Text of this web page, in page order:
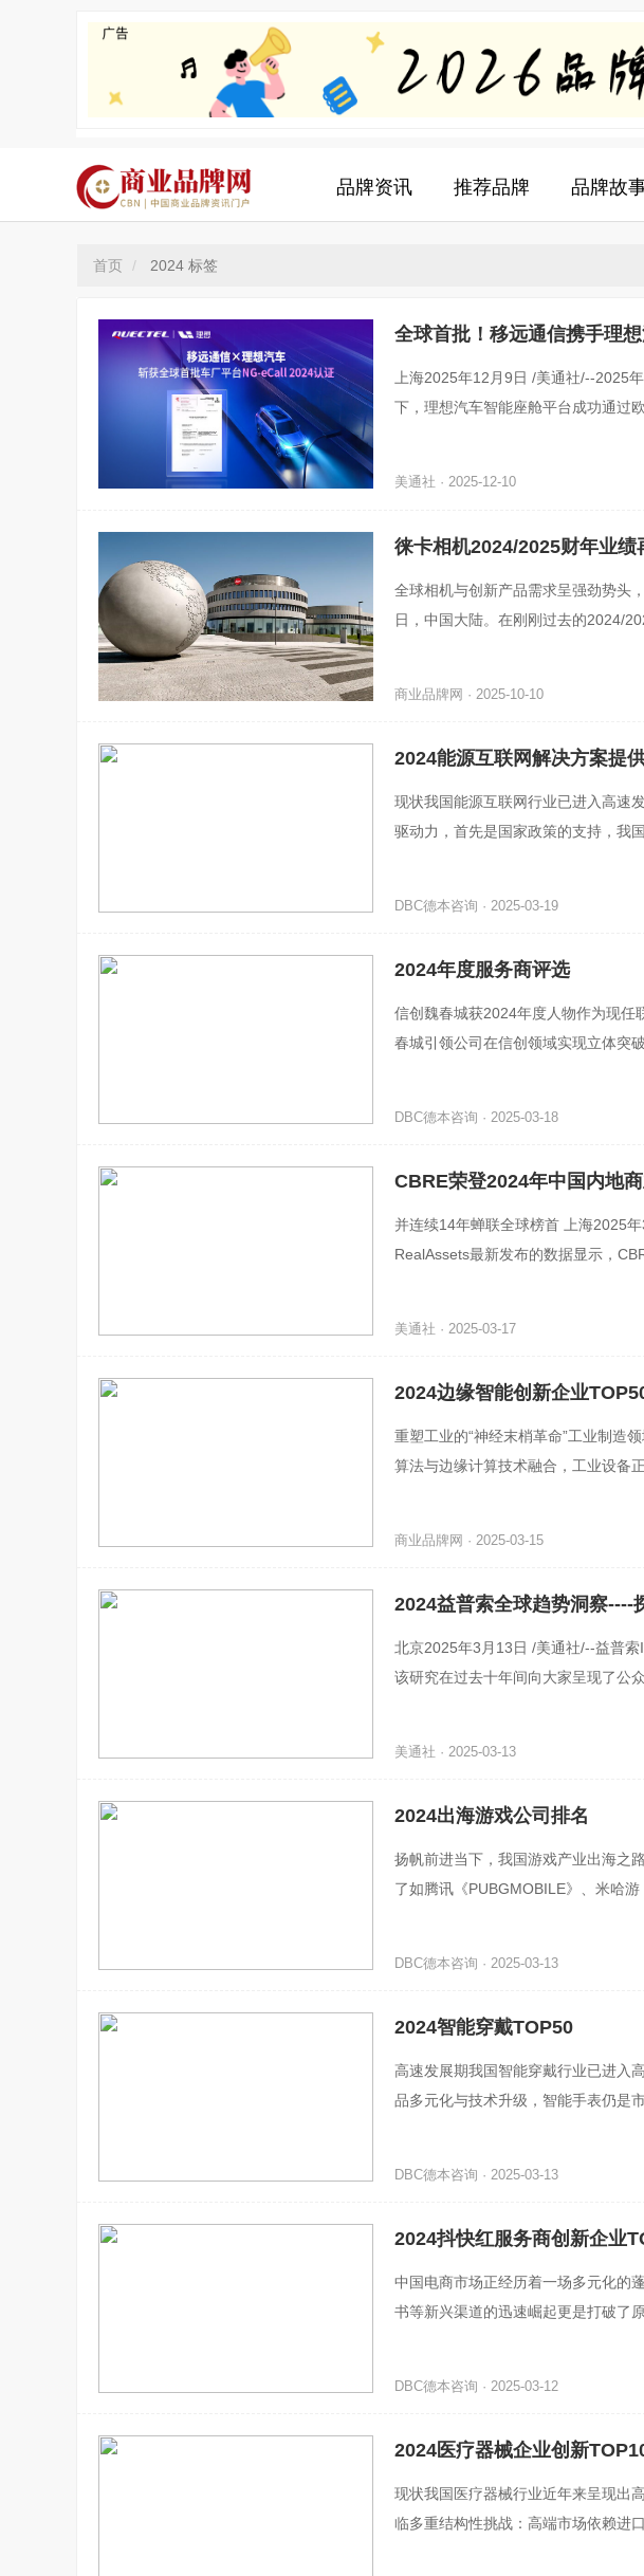
品牌资讯 推荐品牌 品牌故
首页 2024 标签
全球首批！移远通信携手理
上海2025年12月9日 /美通社/--2025
下，理想汽车智能座舱平台成功通过
美通社 · 2025-12-10
徕卡相机2024/2025财年业绩
全球相机与创新产品需求呈强劲势头
日，中国大陆。在刚刚过去的2024/
商业品牌网 · 2025-10-10
2024能源互联网解决方案提
现状我国能源互联网行业已进入高速
驱动力，首先是国家政策的支持，我
DBC德本咨询 · 2025-03-19
2024年度服务商评选
信创魏春城获2024年度人物作为现任
春城引领公司在信创领域实现立体突
DBC德本咨询 · 2025-03-18
CBRE荣登2024年中国内地
并连续14年蝉联全球榜首 上海2025
RealAssets最新发布的数据显示，
美通社 · 2025-03-17
2024边缘智能创新企业
重塑工业的“神经末梢革命”工业制造
算法与边缘计算技术融合，工业设备
商业品牌网 · 2025-03-15
2024益普索全球趋势洞察----
北京2025年3月13日 /美通社/--益普
该研究在过去十年间向大家呈现了公
美通社 · 2025-03-13
2024出海游戏公司排名
扬帆前进当下，我国游戏产业出海之
了如腾讯《PUBGMOBILE》、米哈
DBC德本咨询 · 2025-03-13
2024智能穿戴TOP50
高速发展期我国智能穿戴行业已进入
品多元化与技术升级，智能手表仍是
DBC德本咨询 · 2025-03-13
2024抖快红服务商创新企业
中国电商市场正经历着一场多元化的
书等新兴渠道的迅速崛起更是打破了
DBC德本咨询 · 2025-03-12
2024医疗器械企业创新
现状我国医疗器械行业近年来呈现出
临多重结构性挑战：高端市场依赖进